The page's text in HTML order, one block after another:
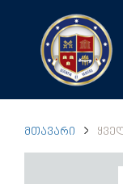
ᲛᲗᲐᲕᲐᲠᲘ